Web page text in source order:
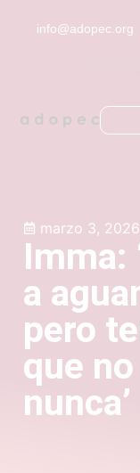
info@adopec.org
Imma:
a
pero
que
nunca’
marzo 3, 2026